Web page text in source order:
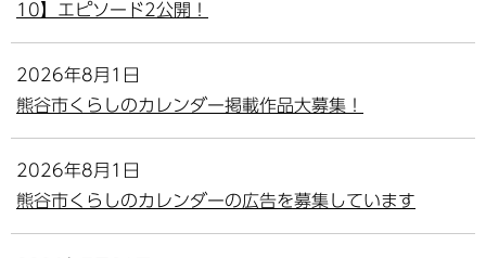
10】エピソード2公開！
2026年8月1日
熊谷市くらしのカレンダー掲載作品大募集！
2026年8月1日
熊谷市くらしのカレンダーの広告を募集しています